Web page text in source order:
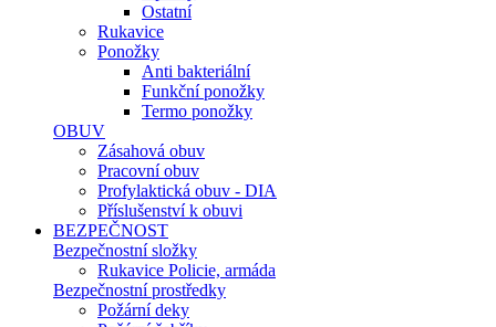
Ostatní
Rukavice
Ponožky
Anti bakteriální
Funkční ponožky
Termo ponožky
OBUV
Zásahová obuv
Pracovní obuv
Profylaktická obuv - DIA
Příslušenství k obuvi
BEZPEČNOST
Bezpečnostní složky
Rukavice Policie, armáda
Bezpečnostní prostředky
Požární deky